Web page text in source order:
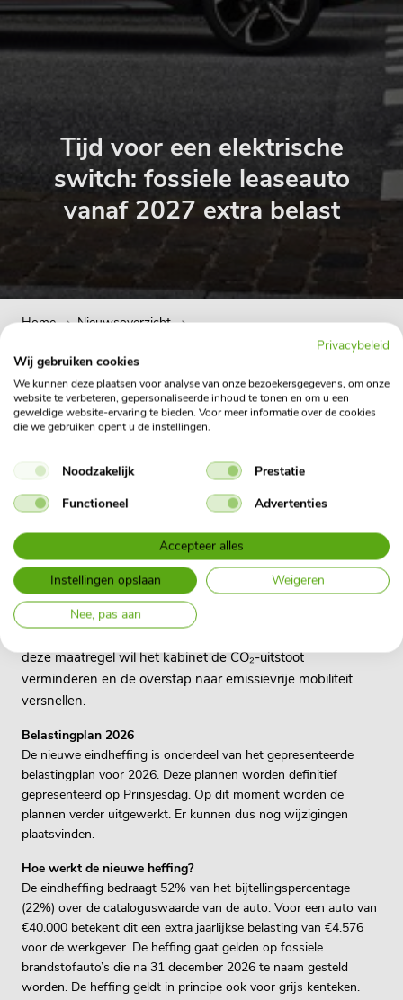
Tijd voor een elektrische
switch: fossiele leaseauto
vanaf 2027 extra belast
Home
Nieuwsoverzicht
Tijd voor een elektrische switch: fossiele leaseauto vanaf 2027
switch: fossiele leaseauto
vanaf 2027 extra belast
Geplaatst op 08 mei 2025
Vanaf 2027 is het kabinet van plan een om een nieuwe
fiscale maatregel in te voeren. De werkgever die haar
personeel een fossiele leaseauto aanbiedt die zowel zakelijk
deze maatregel wil het kabinet de CO₂-uitstoot
verminderen en de overstap naar emissievrije mobiliteit
versnellen.
Belastingplan 2026
De nieuwe eindheffing is onderdeel van het gepresenteerde
belastingplan voor 2026. Deze plannen worden definitief
gepresenteerd op Prinsjesdag. Op dit moment worden de
plannen verder uitgewerkt. Er kunnen dus nog wijzigingen
plaatsvinden.
Hoe werkt de nieuwe heffing?
De eindheffing bedraagt 52% van het bijtellingspercentage
(22%) over de cataloguswaarde van de auto. Voor een auto van
€40.000 betekent dit een extra jaarlijkse belasting van €4.576
voor de werkgever. De heffing gaat gelden op fossiele
brandstofauto’s die na 31 december 2026 te naam gesteld
worden. De heffing geldt in principe ook voor grijs kenteken.
Privacybeleid
Wij gebruiken cookies
We kunnen deze plaatsen voor analyse van onze bezoekersgegevens, om onze
website te verbeteren, gepersonaliseerde inhoud te tonen en om u een
geweldige website-ervaring te bieden. Voor meer informatie over de cookies
die we gebruiken opent u de instellingen.
Noodzakelijk
Prestatie
Functioneel
Advertenties
Accepteer alles
Instellingen opslaan
Weigeren
Nee, pas aan